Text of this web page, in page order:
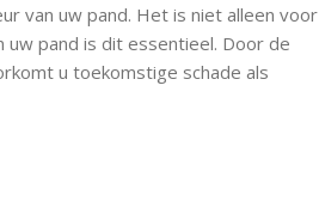
van uw pand. Het is niet alleen voor
uw pand is dit essentieel. Door de
u toekomstige schade als